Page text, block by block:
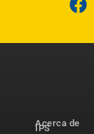
Acerca de
IPS